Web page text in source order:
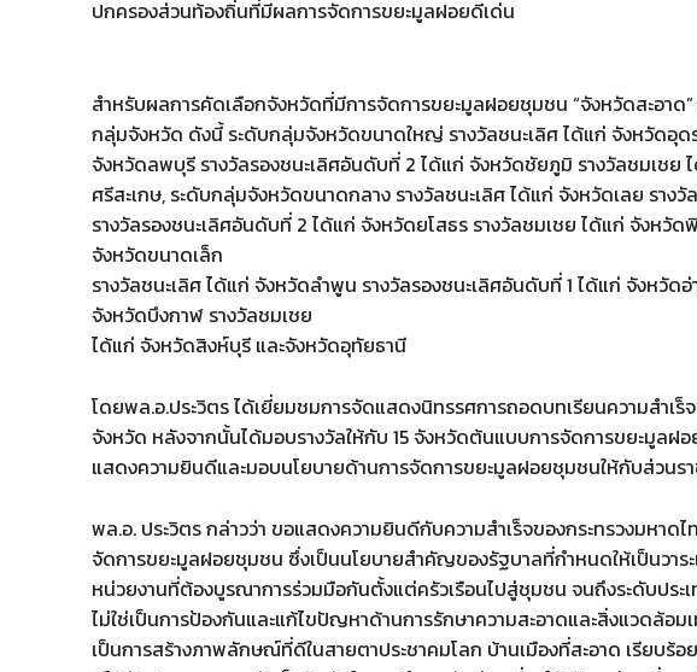
ปกครองส่วนท้องถิ่นที่มีผลการจัดการขยะมูลฝอยดีเด่น
สำหรับผลการคัดเลือกจังหวัดที่มีการจัดการขยะมูลฝอยชุมชน “จังหวัดสะอาด”
กลุ่มจังหวัด ดังนี้ ระดับกลุ่มจังหวัดขนาดใหญ่ รางวัลชนะเลิศ ได้แก่ จังหวัดอุด
จังหวัดลพบุรี รางวัลรองชนะเลิศอันดับที่ 2 ได้แก่ จังหวัดชัยภูมิ รางวัลชมเชย
ศรีสะเกษ, ระดับกลุ่มจังหวัดขนาดกลาง รางวัลชนะเลิศ ได้แก่ จังหวัดเลย ราง
รางวัลรองชนะเลิศอันดับที่ 2 ได้แก่ จังหวัดยโสธร รางวัลชมเชย ได้แก่ จังห
จังหวัดขนาดเล็ก
รางวัลชนะเลิศ ได้แก่ จังหวัดลำพูน รางวัลรองชนะเลิศอันดับที่ 1 ได้แก่ จังหวัด
จังหวัดบึงกาฬ รางวัลชมเชย
ได้แก่ จังหวัดสิงห์บุรี และจังหวัดอุทัยธานี
โดยพล.อ.ประวิตร ได้เยี่ยมชมการจัดแสดงนิทรรศการถอดบทเรียนความสำเร็
จังหวัด หลังจากนั้นได้มอบรางวัลให้กับ 15 จังหวัดต้นแบบการจัดการขยะมูลฝอ
แสดงความยินดีและมอบนโยบายด้านการจัดการขยะมูลฝอยชุมชนให้กับส่วนร
พล.อ. ประวิตร กล่าวว่า ขอแสดงความยินดีกับความสำเร็จของกระทรวงมหาด
จัดการขยะมูลฝอยชุมชน ซึ่งเป็นนโยบายสำคัญของรัฐบาลที่กำหนดให้เป็นวา
หน่วยงานที่ต้องบูรณาการร่วมมือกันตั้งแต่ครัวเรือนไปสู่ชุมชน จนถึงระดับประ
ไม่ใช่เป็นการป้องกันและแก้ไขปัญหาด้านการรักษาความสะอาดและสิ่งแวดล้อม
เป็นการสร้างภาพลักษณ์ที่ดีในสายตาประชาคมโลก บ้านเมืองที่สะอาด เรียบร้